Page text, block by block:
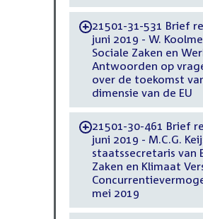
-21501-31-531 Brief
juni 2019 - W.
Sociale Zaken en
Antwoorden op
over de toekomst
dimensie van de EU
-21501-30-461 Brief
juni 2019 - M.C.G.
staatssecretaris van
Zaken en Klimaat
mei 2019